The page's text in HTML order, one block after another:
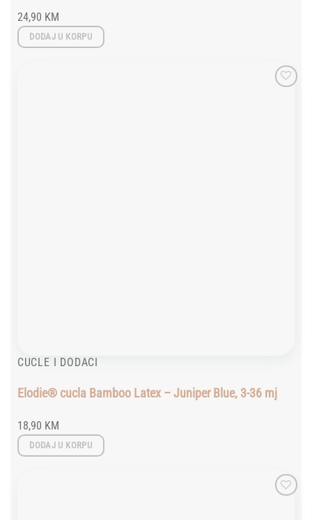
24,90 KM
DODAJ U KORPU
CUCLE I DODACI
Elodie® cucla Bamboo Latex – Juniper Blue, 3-36 mj
18,90 KM
DODAJ U KORPU